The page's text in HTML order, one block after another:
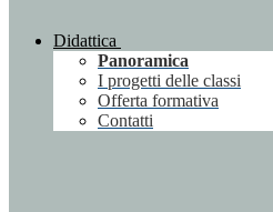
Didattica
Panoramica
I progetti delle classi
Offerta formativa
Contatti